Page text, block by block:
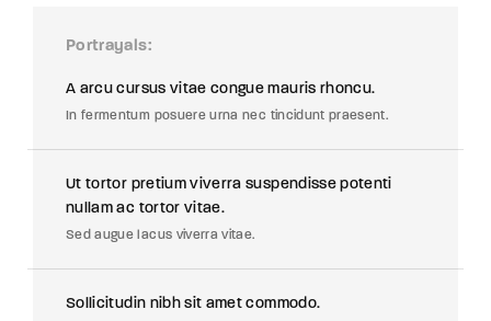
Portrayals
A arcu cursus vitae congue mauris rhoncu.
In fermentum posuere urna nec tincidunt praesent.
Ut tortor pretium viverra suspendisse potenti
nullam ac tortor vitae.
Sed augue lacus viverra vitae.
Sollicitudin nibh sit amet commodo.